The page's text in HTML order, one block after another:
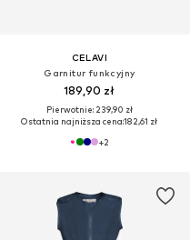
CELAVI
Garnitur funkcyjny
189,90 zł
Pierwotnie: 239,90 zł
Ostatnia najniższa cena:182,61 zł
+2